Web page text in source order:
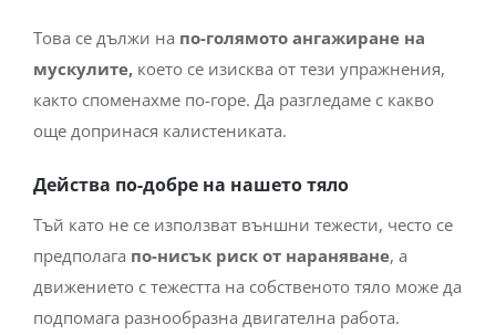
Това се дължи на по-голямото ангажиране на
мускулите, което се изисква от тези упражнения,
както споменахме по-горе. Да разгледаме с какво
още допринася калистениката.
Действа по-добре на нашето тяло
Тъй като не се използват външни тежести, често се
предполага по-нисък риск от нараняване, а
движението с тежестта на собственото тяло може да
подпомага разнообразна двигателна работа.